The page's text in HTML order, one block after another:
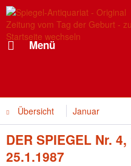
Menü
Übersicht Januar
DER SPIEGEL Nr.
25.1.1987